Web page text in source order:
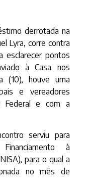
derrotada na
Lyra, corre contra
esclarecer pontos
à Casa nos
(10), houve uma
e vereadores
Federal e com a
serviu para
à
para o qual a
no mês de